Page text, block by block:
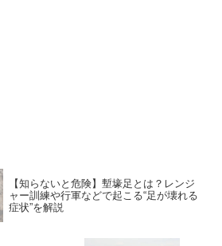
【知らないと危険】塹壕足とは？レンジ
ャー訓練や行軍などで起こる“足が壊れる
症状”を解説